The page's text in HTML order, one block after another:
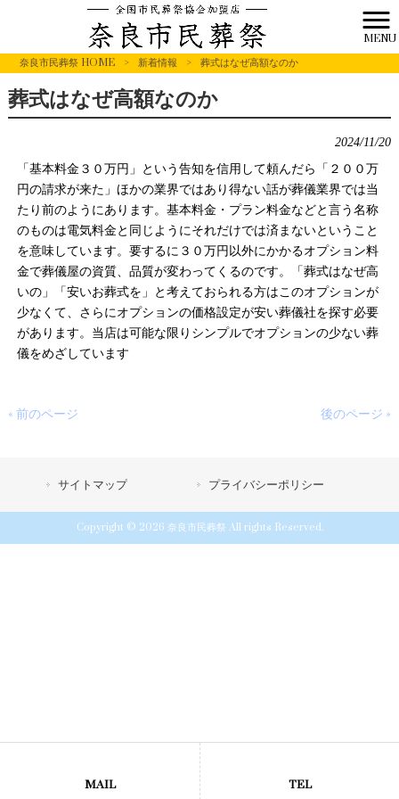
MENU
奈良市民葬祭 HOME
> 新着情報 > 葬式はなぜ高額なのか
葬式はなぜ高額なのか
2024/11/20
「基本料金３０万円」という告知を信用して頼んだら「２００万
円の請求が来た」ほかの業界ではあり得ない話が葬儀業界では当
たり前のようにあります。基本料金・プラン料金などと言う名称
のものは電気料金と同じようにそれだけでは済まないということ
を意味しています。要するに３０万円以外にかかるオプション料
金で葬儀屋の資質、品質が変わってくるのです。「葬式はなぜ高
いの」「安いお葬式を」と考えておられる方はこのオプションが
少なくて、さらにオプションの価格設定が安い葬儀社を探す必要
があります。当店は可能な限りシンプルでオプションの少ない葬
儀をめざしています
« 前のページ 後のページ »
サイトマップ プライバシーポリシー
Copyright © 2026 奈良市民葬祭 All rights Reserved.
MAIL TEL